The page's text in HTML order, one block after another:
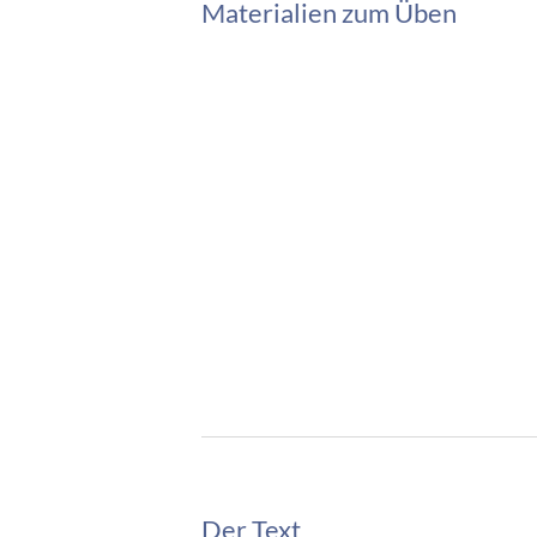
Materialien zum Üben
Der Text